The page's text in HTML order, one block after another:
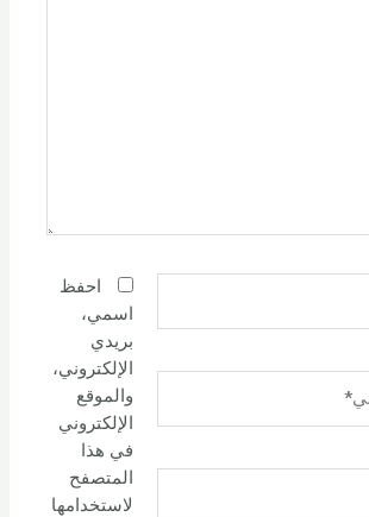
احفظ
اسمي،
بريدي
الإلكتروني،
والموقع
الإلكتروني
في هذا
المتصفح
لاستخدامها